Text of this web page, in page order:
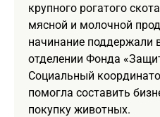
крупного рогатого
мясной и молочной
начинание поддержали
отделении Фонда
Социальный
помогла составить
покупку животных.